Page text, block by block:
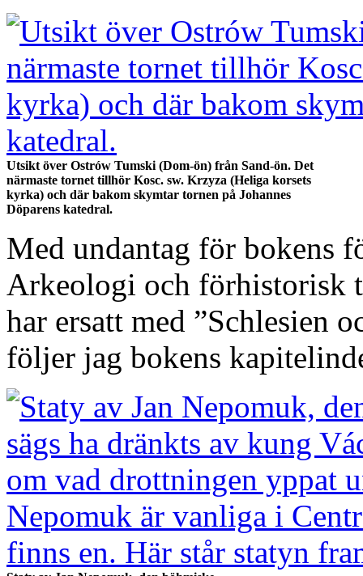
Utsikt över Ostrów Tumski (Dom-ön) från Sand-ön. Det
närmaste tornet tillhör Kosc. sw. Krzyza (Heliga korsets
kyrka) och där bakom skymtar tornen på Johannes
Döparens katedral.
Med undantag för bokens
Arkeologi och förhistorisk
har ersatt med ”Schlesien
följer jag bokens